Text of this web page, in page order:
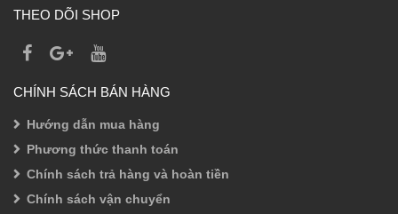
THEO DÕI SHOP
CHÍNH SÁCH BÁN HÀNG
Hướng dẫn mua hàng
Phương thức thanh toán
Chính sách trả hàng và hoàn tiền
Chính sách vận chuyển